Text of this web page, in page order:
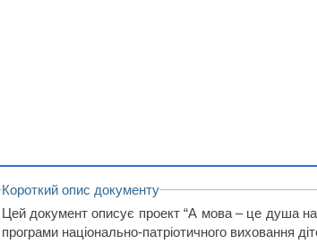
Короткий опис документу
Цей документ описує проект “А мова – це душа
програми національно-патріотичного виховання